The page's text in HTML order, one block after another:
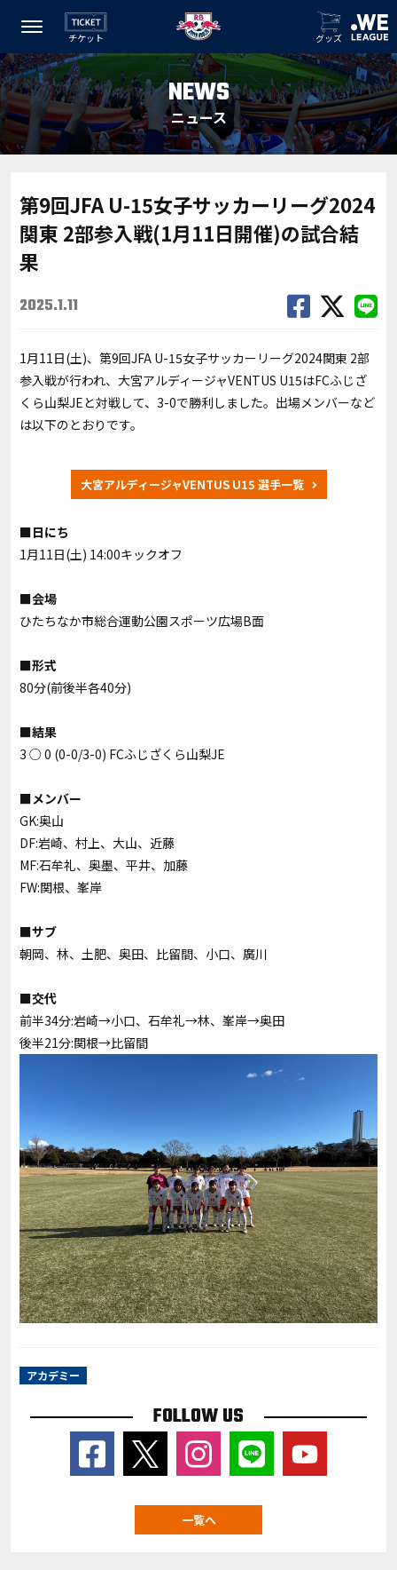
チケット グッズ
NEWS
ニュース
第9回JFA U-15女子サッカーリーグ2024
関東 2部参入戦(1月11日開催)の試合結
果
2025.1.11
1月11日(土)、第9回JFA U-15女子サッカーリーグ2024関東 2部
参入戦が行われ、大宮アルディージャVENTUS U15はFCふじざ
くら山梨JEと対戦して、3-0で勝利しました。出場メンバーなど
は以下のとおりです。
大宮アルディージャVENTUS U15 選手一覧
■日にち
1月11日(土) 14:00キックオフ
■会場
ひたちなか市総合運動公園スポーツ広場B面
■形式
80分(前後半各40分)
■結果
3 ○ 0 (0-0/3-0) FCふじざくら山梨JE
■メンバー
GK:奥山
DF:岩崎、村上、大山、近藤
MF:石牟礼、奥墨、平井、加藤
FW:関根、峯岸
■サブ
朝岡、林、土肥、奥田、比留間、小口、廣川
■交代
前半34分:岩崎→小口、石牟礼→林、峯岸→奥田
後半21分:関根→比留間
アカデミー
FOLLOW US
一覧へ